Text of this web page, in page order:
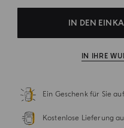
IN DEN
IN IHRE
Ein Geschenk für Sie
Kostenlose Lieferung